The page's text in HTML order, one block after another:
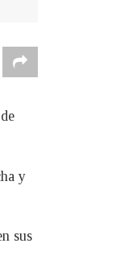
y
sus